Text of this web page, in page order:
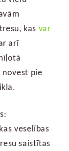
kas var
arī
pie
veselības
saistītas